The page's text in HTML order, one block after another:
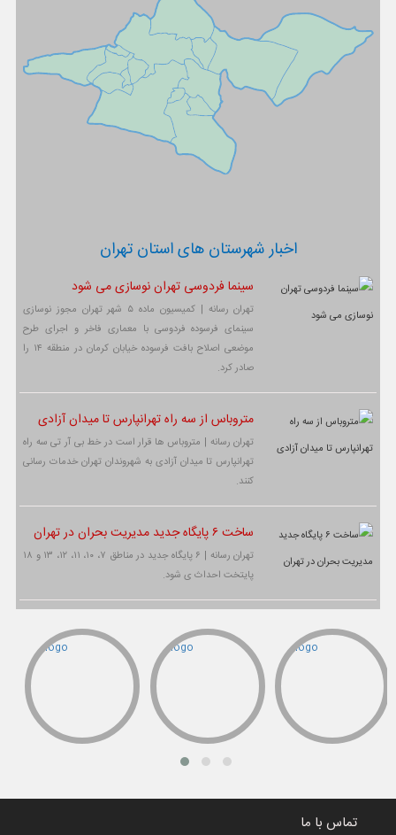
اخبار شهرستان های استان تهران
سینما فردوسی تهران نوسازی می شود
تهران رسانه | کمیسیون ماده ۵ شهر تهران مجوز نوسازی
سینمای فرسوده فردوسی با معماری فاخر و اجرای طرح
موضعی اصلاح بافت فرسوده خیابان کرمان در منطقه ۱۴ را
صادر کرد.
متروباس از سه راه تهرانپارس تا میدان آزادی
تهران رسانه | متروباس ها قرار است در خط بی آر تی سه راه
تهرانپارس تا میدان آزادی به شهروندان تهران خدمات رسانی
کنند.
ساخت ۶ پایگاه جدید مدیریت بحران در تهران
تهران رسانه | ۶ پایگاه جدید در مناطق ۷، ۱۰، ۱۱، ۱۲، ۱۳ و ۱۸
پایتخت احداث ی شود.
تماس با ما